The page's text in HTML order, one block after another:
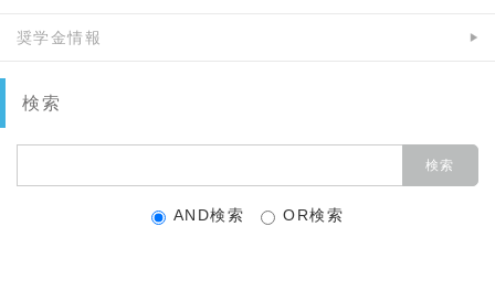
奨学金情報
検索
AND検索 OR検索